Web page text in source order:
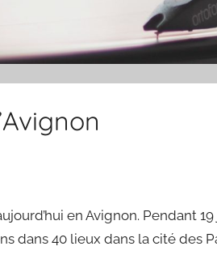
en Avignon. Pendant
dans 40 lieux dans la cité des